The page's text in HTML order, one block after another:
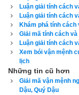
Tuổi Giáp Tuất có
NGỰA, Vận số Thủ
là An thân chi
mệnh: Là người
năng nhanh
nhiều mưu lược,
Luận giải tính cách
Luận giải tính cách
Khám phá tính
Giải mã tính cách
Luận giải tính cách
Xem bói vận mệnh
lịch
Những tin cũ hơn
Giải mã vận mệnh
Dậu, Quý Dậu